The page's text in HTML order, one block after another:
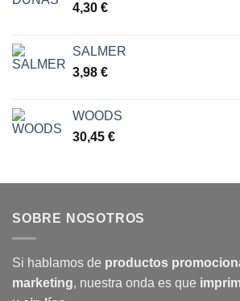
4,30 €
SALMER
3,98 €
WOODS
30,45 €
SOBRE NOSOTROS
Si hablamos de productos
marketing, nuestra onda es que